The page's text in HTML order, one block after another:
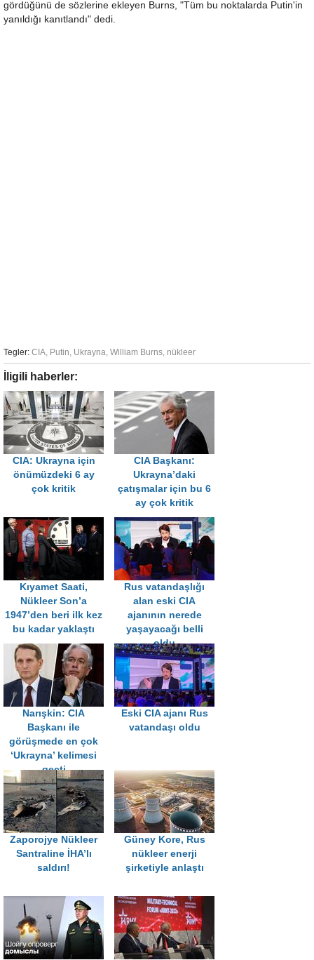
gördüğünü de sözlerine ekleyen Burns, "Tüm bu noktalarda Putin'in
yanıldığı kanıtlandı" dedi.
Tegler: CIA, Putin, Ukrayna, William Burns, nükleer
İligili haberler:
CIA: Ukrayna için
önümüzdeki 6 ay
çok kritik
CIA Başkanı:
Ukrayna’daki
çatışmalar için bu 6
ay çok kritik
Kıyamet Saati,
Nükleer Son’a
1947’den beri ilk kez
bu kadar yaklaştı
Rus vatandaşlığı
alan eski CIA
ajanının nerede
yaşayacağı belli
oldu
Narışkin: CIA
Başkanı ile
görüşmede en çok
‘Ukrayna’ kelimesi
geçti
Eski CIA ajanı Rus
vatandaşı oldu
Zaporojye Nükleer
Santraline İHA’lı
saldırı!
Güney Kore, Rus
nükleer enerji
şirketiyle anlaştı